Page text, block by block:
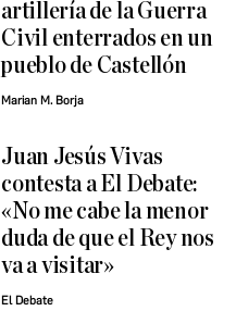
artillería de la Guerra
Civil enterrados en un
pueblo de Castellón
Marian M. Borja
Juan Jesús Vivas
contesta a El Debate:
«No me cabe la menor
duda de que el Rey nos
va a visitar»
El Debate